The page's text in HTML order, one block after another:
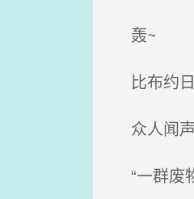
轰~
比布约日
众人闻声
“一群废